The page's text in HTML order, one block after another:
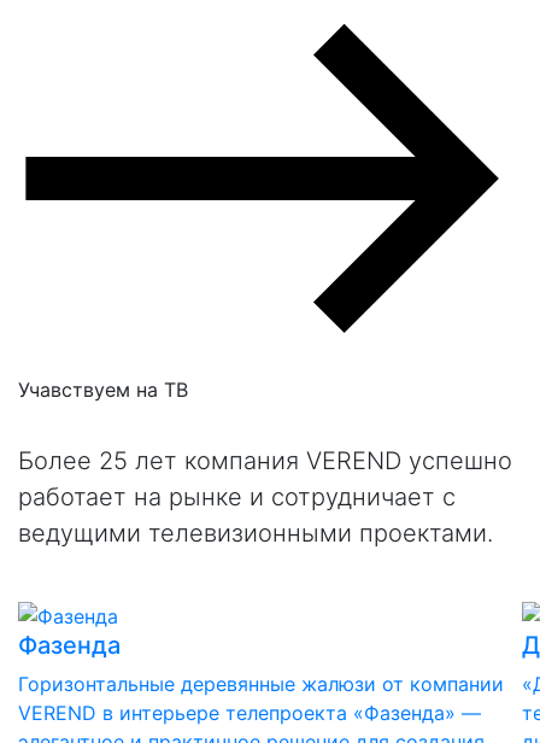
Учавствуем на ТВ
Более 25 лет компания VEREND успешно
работает на рынке и сотрудничает с
ведущими телевизионными проектами.
Фазенда
Горизонтальные деревянные жалюзи от компании
VEREND в интерьере телепроекта «Фазенда» —